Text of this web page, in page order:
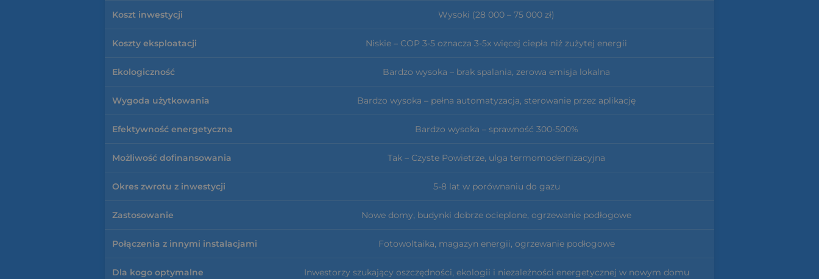
Koszt inwestycji Wysoki (28 000 – 75 000 zł)
Koszty eksploatacji Niskie – COP 3-5 oznacza 3-5x więcej ciepła niż zużytej energii
Ekologiczność Bardzo wysoka – brak spalania, zerowa emisja lokalna
Wygoda użytkowania Bardzo wysoka – pełna automatyzacja, sterowanie przez aplikację
Efektywność energetyczna Bardzo wysoka – sprawność 300-500%
Możliwość dofinansowania Tak – Czyste Powietrze, ulga termomodernizacyjna
Okres zwrotu z inwestycji 5-8 lat w porównaniu do gazu
Zastosowanie Nowe domy, budynki dobrze ocieplone, ogrzewanie podłogowe
Połączenia z innymi instalacjami Fotowoltaika, magazyn energii, ogrzewanie podłogowe
Dla kogo optymalne Inwestorzy szukający oszczędności, ekologii i niezależności energetycznej w nowym domu